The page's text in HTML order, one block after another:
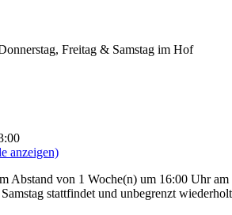
Freitag & Samstag im Hof
anzeigen)
Abstand von 1 Woche(n) um 16:00 Uhr am
stattfindet und unbegrenzt wiederholt